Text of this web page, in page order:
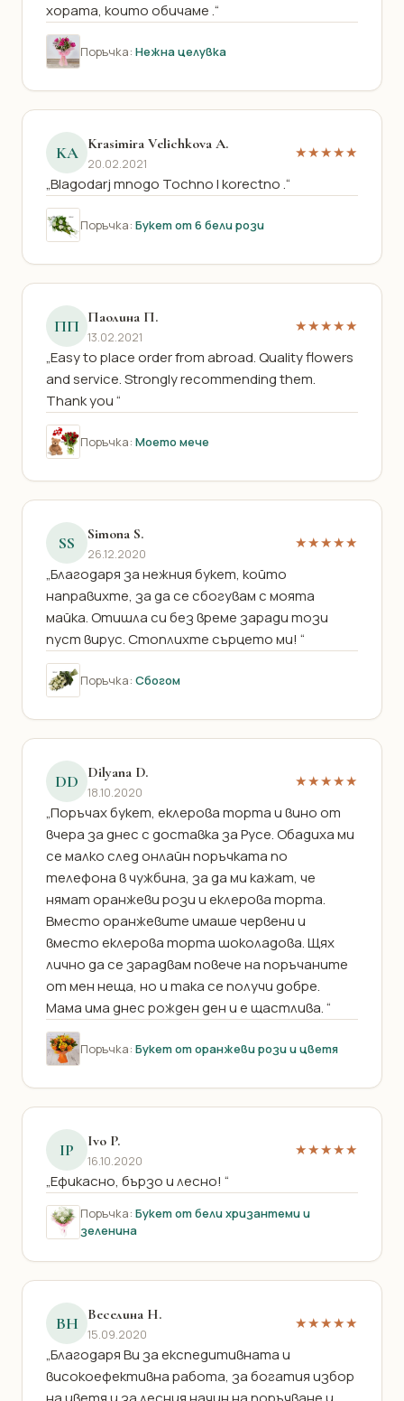
хората, които обичаме .“
Поръчка: Нежна целувка
KA Krasimira Velichkova A.
20.02.2021
★★★★★
„Blagodarj mnogo Tochno I korectno .“
Поръчка: Букет от 6 бели рози
ПП Паолина П.
13.02.2021
★★★★★
„Easy to place order from abroad. Quality flowers
and service. Strongly recommending them.
Thank you “
Поръчка: Моето мече
SS Simona S.
26.12.2020
★★★★★
„Благодаря за нежния букет, който
направихте, за да се сбогувам с моята
майка. Отишла си без време заради този
пуст вирус. Стоплихте сърцето ми! “
Поръчка: Сбогом
DD Dilyana D.
18.10.2020
★★★★★
„Поръчах букет, еклерова торта и вино от
вчера за днес с доставка за Русе. Обадиха ми
се малко след онлайн поръчката по
телефона в чужбина, за да ми кажат, че
нямат оранжеви рози и еклерова торта.
Вместо оранжевите имаше червени и
вместо еклерова торта шоколадова. Щях
лично да се зарадвам повече на поръчаните
от мен неща, но и така се получи добре.
Мама има днес рожден ден и е щастлива. “
Поръчка: Букет от оранжеви рози и цветя
IP Ivo P.
16.10.2020
★★★★★
„Ефикасно, бързо и лесно! “
Поръчка: Букет от бели хризантеми и
зеленина
ВН Веселина Н.
15.09.2020
★★★★★
„Благодаря Ви за експедитивната и
високоефективна работа, за богатия избор